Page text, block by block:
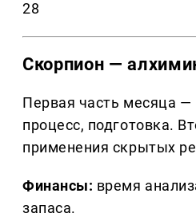
28
Скорпион —
Первая часть месяца —
процесс, подготовка.
применения скрытых
Финансы: время
запаса.